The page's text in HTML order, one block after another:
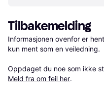
Tilbakemelding
Informasjonen ovenfor er
kun ment som en veiledning.
Oppdaget du noe som ikke
Meld fra om feil her.